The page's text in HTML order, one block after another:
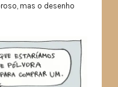
mas o desenho